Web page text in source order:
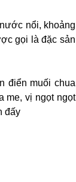
nổi, khoảng
gọi là đặc sản
điển muối chua
me, vị ngọt ngọt
đấy